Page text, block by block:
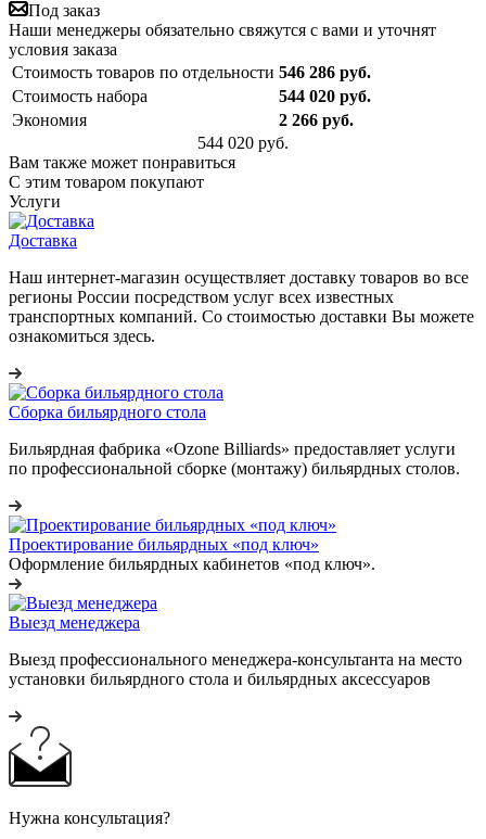
Под заказ
Наши менеджеры обязательно свяжутся с вами и уточнят
условия заказа
Стоимость товаров по отдельности 546 286 руб.
Стоимость набора
544 020 руб.
Экономия
2 266 руб.
544 020 руб.
Вам также может понравиться
С этим товаром покупают
Услуги
Доставка
Наш интернет-магазин осуществляет доставку товаров во все
регионы России посредством услуг всех известных
транспортных компаний. Со стоимостью доставки Вы можете
ознакомиться здесь.
Сборка бильярдного стола
Бильярдная фабрика «Ozone Billiards» предоставляет услуги
по профессиональной сборке (монтажу) бильярдных столов.
Проектирование бильярдных «под ключ»
Оформление бильярдных кабинетов «под ключ».
Выезд менеджера
Выезд профессионального менеджера-консультанта на место
установки бильярдного стола и бильярдных аксессуаров
Нужна консультация?